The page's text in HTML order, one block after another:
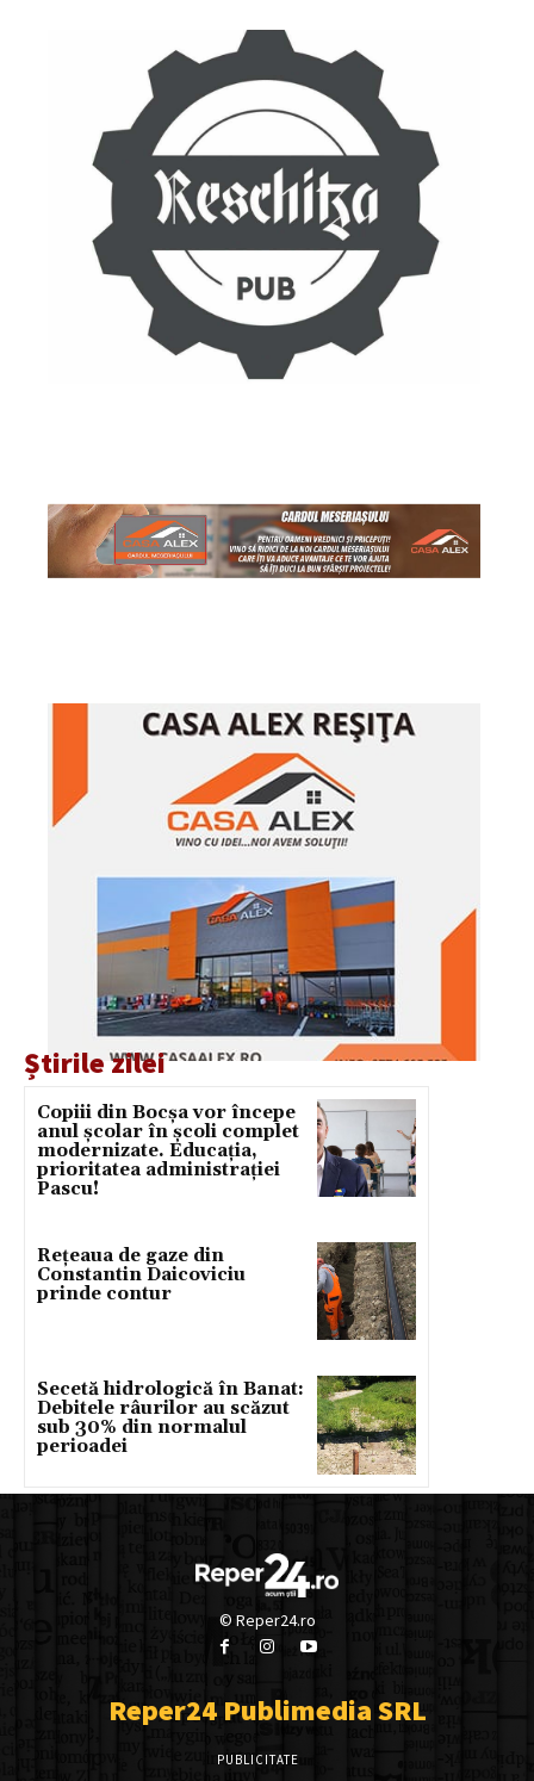
Știrile zilei
Copiii din Bocșa vor începe
anul școlar în școli complet
modernizate. Educația,
prioritatea administrației
Pascu!
Rețeaua de gaze din
Constantin Daicoviciu
prinde contur
Secetă hidrologică în Banat:
Debitele râurilor au scăzut
sub 30% din normalul
perioadei
© Reper24.ro
Reper24 Publimedia SRL
PUBLICITATE